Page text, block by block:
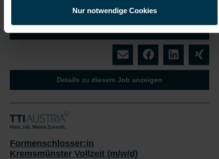
Nur notwendige Cookies
Details zu diesem Job anzeigen
Formenschlosser:in
Kremsmünster Vollzeit (m/w/d)